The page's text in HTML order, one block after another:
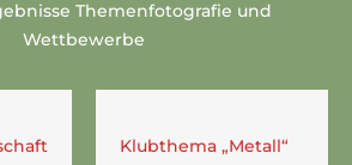
Themenfotografie und
Wettbewerbe
Klubthema „Metall“